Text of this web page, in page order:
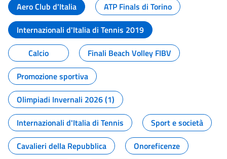
Aero Club d'Italia
ATP Finals di Torino
Internazionali d'Italia di Tennis 2019
Calcio
Finali Beach Volley FIBV
Promozione sportiva
Olimpiadi Invernali 2026 (1)
Internazionali d'Italia di Tennis
Sport e società
Cavalieri della Repubblica
Onoreficenze